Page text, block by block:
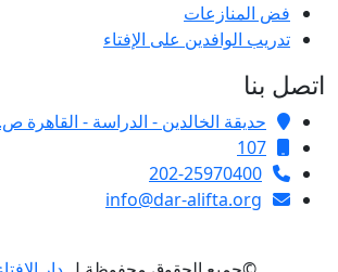
فض المنازعات
تدريب الوافدين على الإفتاء
اتصل بنا
حديقة الخالدين - الدراسة - القاهرة ص.ب
107
202-25970400
info@dar-alifta.org